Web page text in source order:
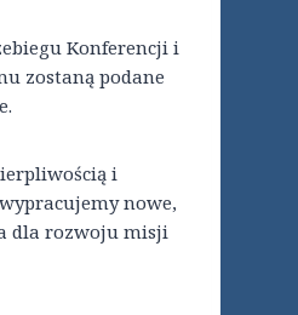
Konferencji i
zostaną podane
i
nowe,
dla rozwoju misji